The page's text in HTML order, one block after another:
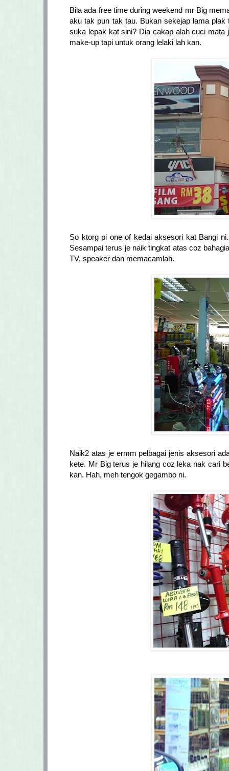
Bila ada free time during weekend mr Big
aku tak pun tak tau. Bukan sekejap lama
suka lepak kat sini? Dia cakap alah cuci
make-up tapi untuk orang lelaki lah kan.
So ktorg pi one of kedai aksesori kat Bangi
Sesampai terus je naik tingkat atas coz
TV, speaker dan memacamlah.
Naik2 atas je ermm pelbagai jenis aksesori
kete. Mr Big terus je hilang coz leka nak cari
kan. Hah, meh tengok gegambo ni.